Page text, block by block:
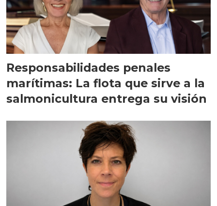
Responsabilidades penales
marítimas: La flota que sirve a la
salmonicultura entrega su visión